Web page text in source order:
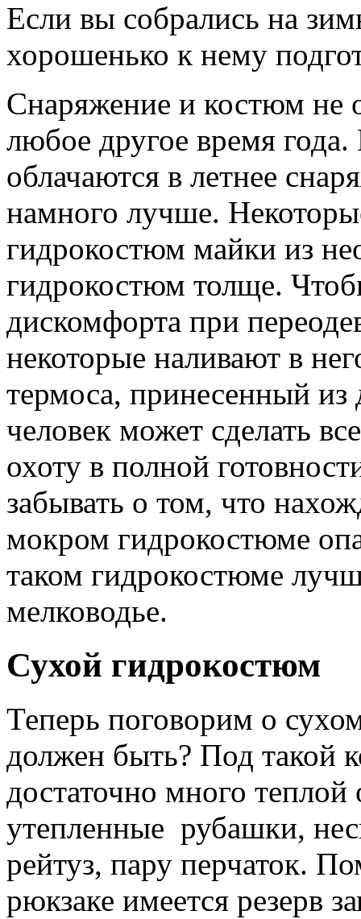
Если вы собрались на
хорошенько к нему
Снаряжение и костюм не
любое другое время
облачаются в летнее
намного лучше.
гидрокостюм майки из
гидрокостюм толще.
дискомфорта при
некоторые наливают в
термоса, принесенный
человек может сделать
охоту в полной
забывать о том, что
мокром гидрокостюме
таком гидрокостюме
мелководье.
Сухой гидрокостюм
Теперь поговорим о
должен быть? Под такой
достаточно много
утепленные рубашки,
рейтуз, пару перчаток.
рюкзаке имеется резерв